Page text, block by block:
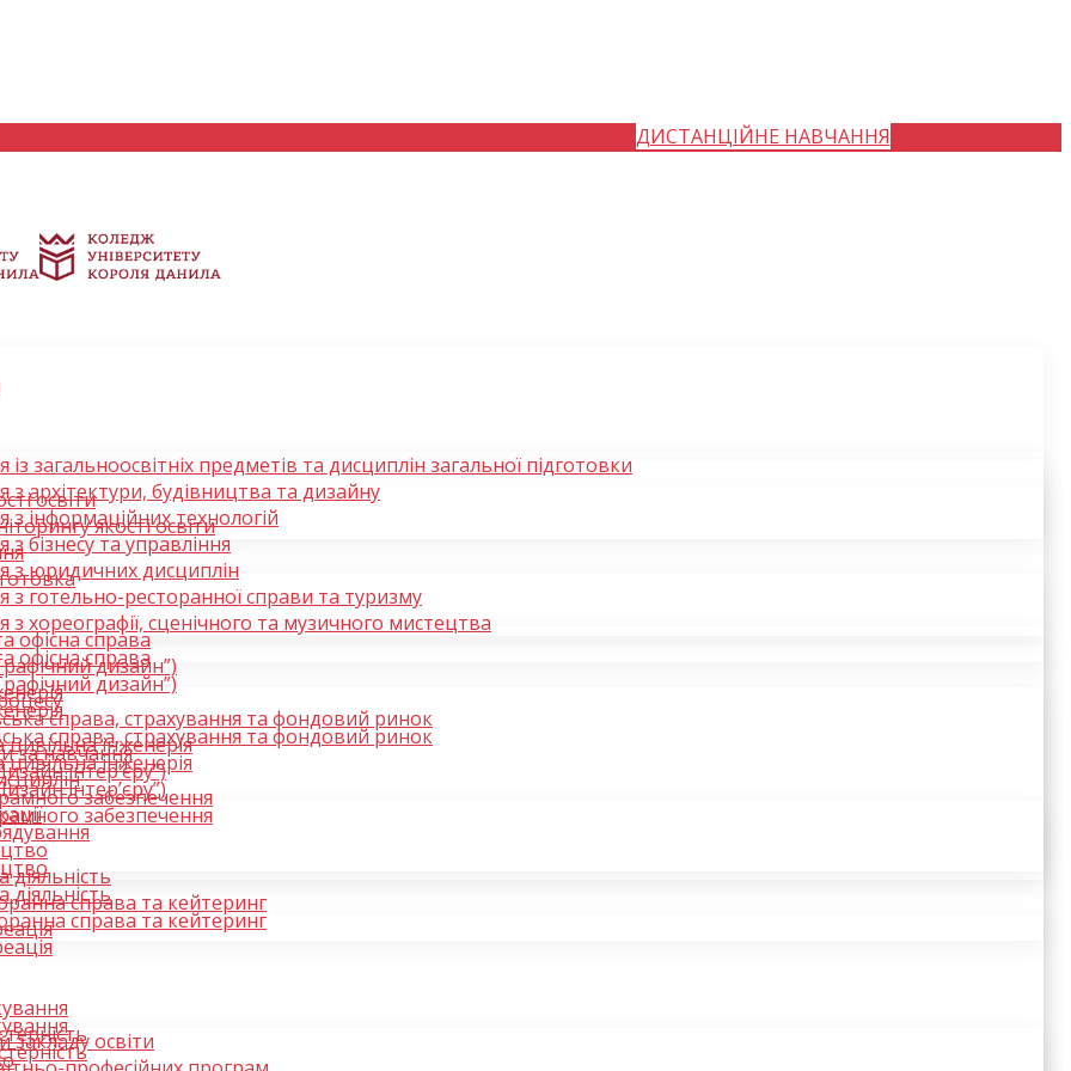
ДИСТАНЦІЙНЕ НАВЧАННЯ
із загальноосвітніх предметів та дисциплін загальної підготовки
з архітектури, будівництва та дизайну
з інформаційних технологій
з бізнесу та управління
з юридичних дисциплін
з готельно-ресторанної справи та туризму
з хореографії, сценічного та музичного мистецтва
освіти
якості освіти
офісна справа
дизайн”)
справа, страхування та фондовий ринок
інженерія
інтер’єру”)
забезпечення
справа та кейтеринг
офісна справа
дизайн”)
справа, страхування та фондовий ринок
інженерія
інтер’єру”)
забезпечення
справа та кейтеринг
за навчання
закладу освіти